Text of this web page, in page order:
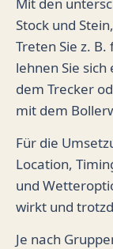
Stock und
Treten Sie z.
lehnen Sie
dem Trecker
mit dem
Für die
Location,
und
wirkt und
Je nach